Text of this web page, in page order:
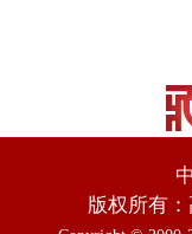
版权所有